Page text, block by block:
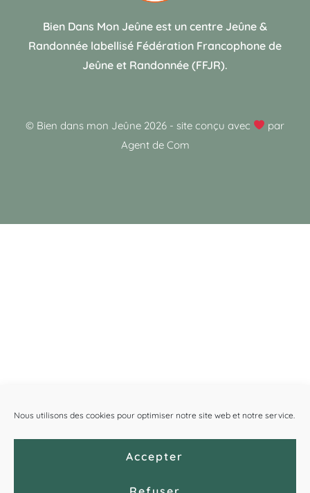
Nous utilisons des cookies pour optimiser notre site web et notre service.
Accepter
Bien Dans Mon Jeûne est un centre Jeûne &
Randonnée labellisé Fédération Francophone de
Jeûne et Randonnée (FFJR).
© Bien dans mon Jeûne 2026- site conçu avec
par
Agent de Com